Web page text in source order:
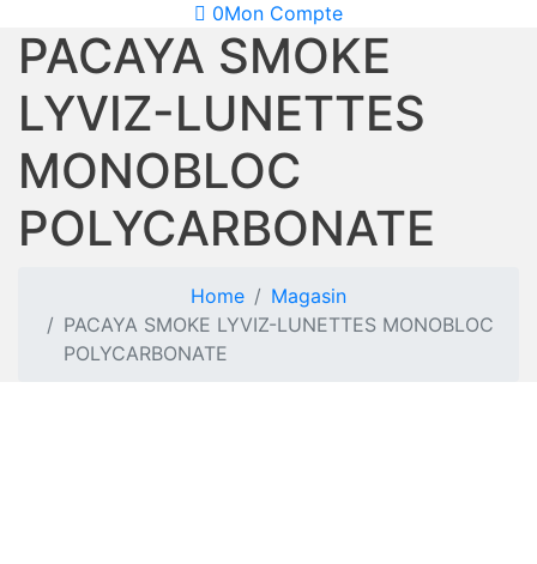
0Mon Compte
PACAYA SMOKE
LYVIZ-LUNETTES
MONOBLOC
POLYCARBONATE
Home
Magasin
PACAYA SMOKE LYVIZ-LUNETTES MONOBLOC
POLYCARBONATE